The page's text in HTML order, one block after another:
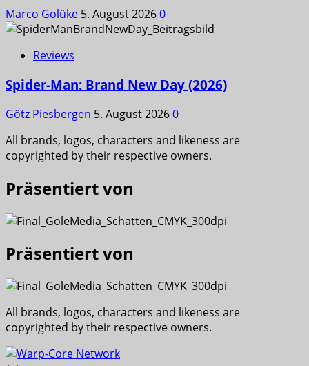
Marco Golüke 5. August 20260
Reviews
Spider-Man: Brand New Day (2026)
Götz Piesbergen 5. August 20260
All brands, logos, characters and likeness are
copyrighted by their respective owners.
Präsentiert von
Präsentiert von
All brands, logos, characters and likeness are
copyrighted by their respective owners.